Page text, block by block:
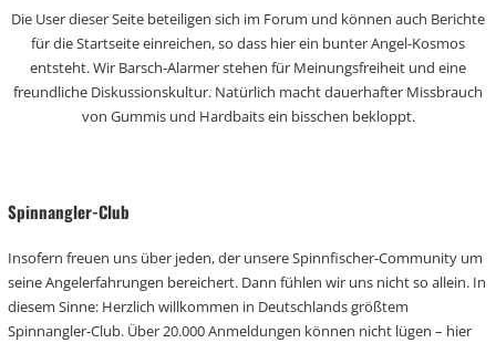
Die User dieser Seite beteiligen sich im Forum und können auch Berichte
für die Startseite einreichen, so dass hier ein bunter Angel-Kosmos
entsteht. Wir Barsch-Alarmer stehen für Meinungsfreiheit und eine
freundliche Diskussionskultur. Natürlich macht dauerhafter Missbrauch
von Gummis und Hardbaits ein bisschen bekloppt.
Spinnangler-Club
Insofern freuen uns über jeden, der unsere Spinnfischer-Community um
seine Angelerfahrungen bereichert. Dann fühlen wir uns nicht so allein. In
diesem Sinne: Herzlich willkommen in Deutschlands größtem
Spinnangler-Club. Über 20.000 Anmeldungen können nicht lügen – hier